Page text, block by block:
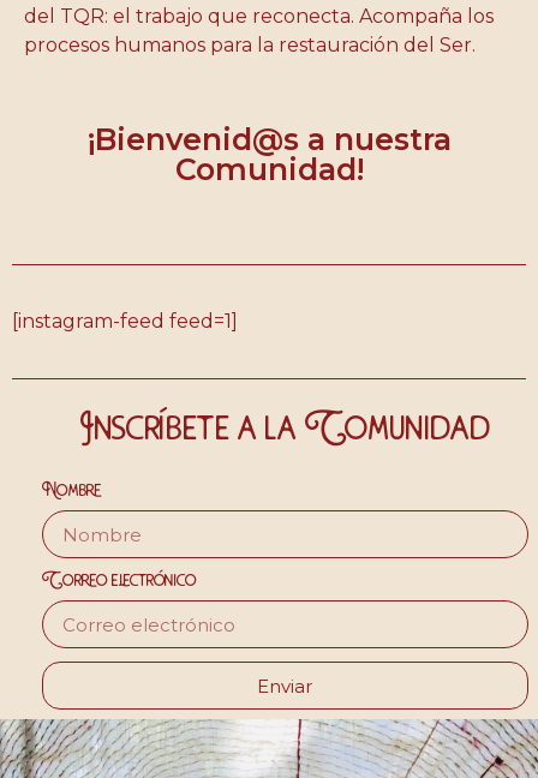
del TQR: el trabajo que reconecta. Acompaña los
procesos humanos para la restauración del Ser.
¡Bienvenid@s a nuestra
Comunidad!
[instagram-feed feed=1]
Inscríbete a la Comunidad
Nombre
Correo electrónico
Enviar